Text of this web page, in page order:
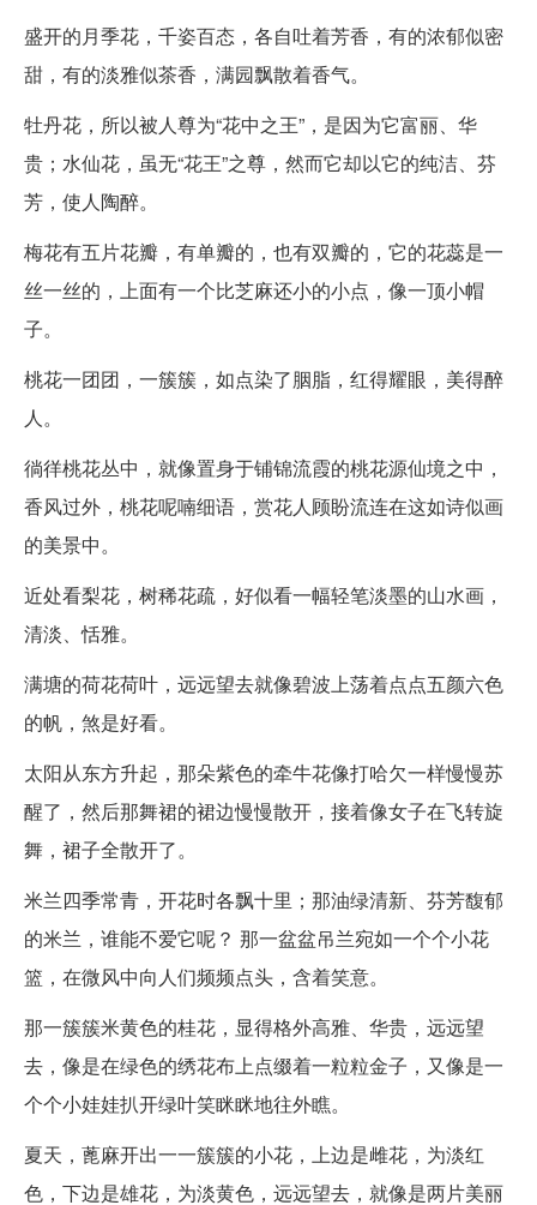
盛开的月季花，千姿百态，各自吐着芳香，有的浓郁似密
甜，有的淡雅似茶香，满园飘散着香气。
牡丹花，所以被人尊为“花中之王”，是因为它富丽、华
贵；水仙花，虽无“花王”之尊，然而它却以它的纯洁、芬
芳，使人陶醉。
梅花有五片花瓣，有单瓣的，也有双瓣的，它的花蕊是一
丝一丝的，上面有一个比芝麻还小的小点，像一顶小帽
子。
桃花一团团，一簇簇，如点染了胭脂，红得耀眼，美得醉
人。
徜徉桃花丛中，就像置身于铺锦流霞的桃花源仙境之中，
香风过外，桃花呢喃细语，赏花人顾盼流连在这如诗似画
的美景中。
近处看梨花，树稀花疏，好似看一幅轻笔淡墨的山水画，
清淡、恬雅。
满塘的荷花荷叶，远远望去就像碧波上荡着点点五颜六色
的帆，煞是好看。
太阳从东方升起，那朵紫色的牵牛花像打哈欠一样慢慢苏
醒了，然后那舞裙的裙边慢慢散开，接着像女子在飞转旋
舞，裙子全散开了。
米兰四季常青，开花时各飘十里；那油绿清新、芬芳馥郁
的米兰，谁能不爱它呢？ 那一盆盆吊兰宛如一个个小花
篮，在微风中向人们频频点头，含着笑意。
那一簇簇米黄色的桂花，显得格外高雅、华贵，远远望
去，像是在绿色的绣花布上点缀着一粒粒金子，又像是一
个个小娃娃扒开绿叶笑眯眯地往外瞧。
夏天，蓖麻开出一一簇簇的小花，上边是雌花，为淡红
色，下边是雄花，为淡黄色，远远望去，就像是两片美丽